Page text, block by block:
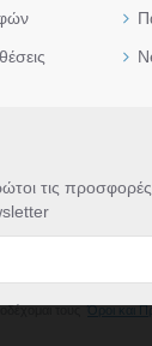
τις
τους Όροι και